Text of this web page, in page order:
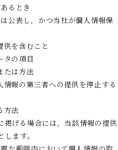
るとき
公表し，かつ当社が個人情報保
供を含むこと
タの項目
たは方法
報の第三者への提供を停止する
方法
掲げる場合には，当該情報の提供
ます。